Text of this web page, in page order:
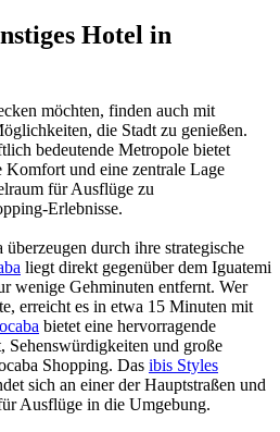
Hotel in
möchten, finden auch mit
die Stadt zu genießen.
bedeutende Metropole bietet
Komfort und eine zentrale Lage
für Ausflüge zu
Erlebnisse.
durch ihre strategische
liegt direkt gegenüber dem Iguatemi
wenige Gehminuten entfernt. Wer
erreicht es in etwa 15 Minuten mit
bietet eine hervorragende
Sehenswürdigkeiten und große
Shopping. Das ibis Styles
sich an einer der Hauptstraßen und
Ausflüge in die Umgebung.